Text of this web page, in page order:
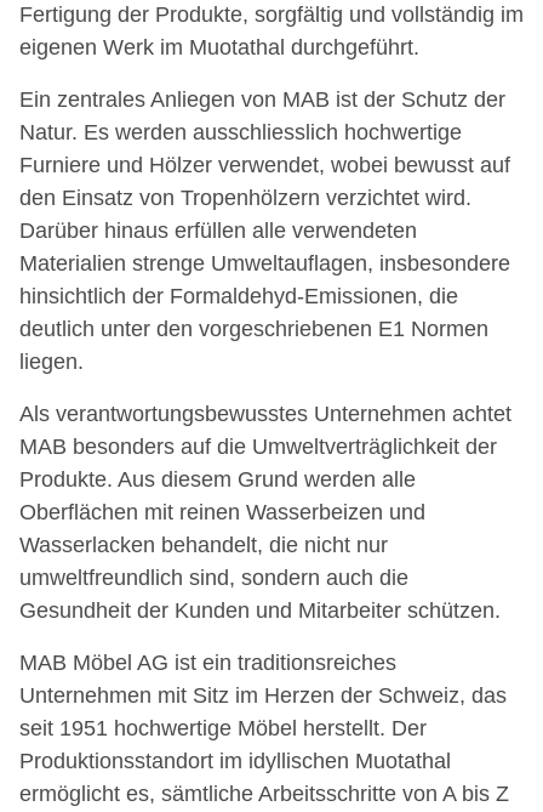
Fertigung der Produkte, sorgfältig und vollständig im
eigenen Werk im Muotathal durchgeführt.
Ein zentrales Anliegen von MAB ist der Schutz der
Natur. Es werden ausschliesslich hochwertige
Furniere und Hölzer verwendet, wobei bewusst auf
den Einsatz von Tropenhölzern verzichtet wird.
Darüber hinaus erfüllen alle verwendeten
Materialien strenge Umweltauflagen, insbesondere
hinsichtlich der Formaldehyd-Emissionen, die
deutlich unter den vorgeschriebenen E1 Normen
liegen.
Als verantwortungsbewusstes Unternehmen achtet
MAB besonders auf die Umweltverträglichkeit der
Produkte. Aus diesem Grund werden alle
Oberflächen mit reinen Wasserbeizen und
Wasserlacken behandelt, die nicht nur
umweltfreundlich sind, sondern auch die
Gesundheit der Kunden und Mitarbeiter schützen.
MAB Möbel AG ist ein traditionsreiches
Unternehmen mit Sitz im Herzen der Schweiz, das
seit 1951 hochwertige Möbel herstellt. Der
Produktionsstandort im idyllischen Muotathal
ermöglicht es, sämtliche Arbeitsschritte von A bis Z